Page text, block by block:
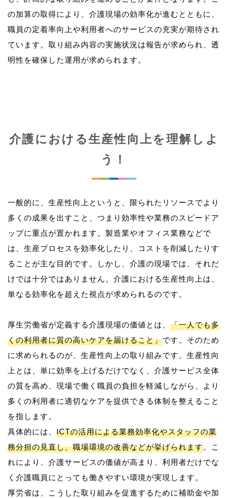
の加算の取得により、介護現場の効率化が進むとともに、
職員の定着率向上や利用者へのサービスの充実が期待され
ています。取り組み内容の実施状況は報告が求められ、透
介護における生産性向上を理解しよ
う！
一般的に、生産性向上というと、限られたリソースでより
多くの成果を出すこと、つまり効率性や業務のスピードア
ップに重点が置かれます。製造業やオフィス業務などで
は、生産プロセスを効率化したり、コストを削減したりす
ることが主な目的です。しかし、介護の現場では、それだ
けでは十分ではありません。介護における生産性向上は、
単なる効率化を超えた視点が求められるのです。
厚生労働省が定義する介護現場の価値とは、 「一人でも多
くの利用者に質の高いケアを届けること」です。そのため
に求められるのが、生産性向上の取り組みです。生産性向
上とは、単に効率を上げるだけでなく、介護サービス全体
の質を高め、現場で働く職員の負担を軽減しながら、より
多くの利用者に適切なケアを提供できる体制を整えること
を指します。
具体的には、 ICTの活用による業務効率化やスタッフの業
務分担の見直し、職場環境の改善などが挙げられます。こ
れにより、介護サービスの価値が高まり、利用者だけでな
く介護職員にとっても働きやすい環境が実現します。
厚労省は、こうした取り組みを促進するために補助金や加